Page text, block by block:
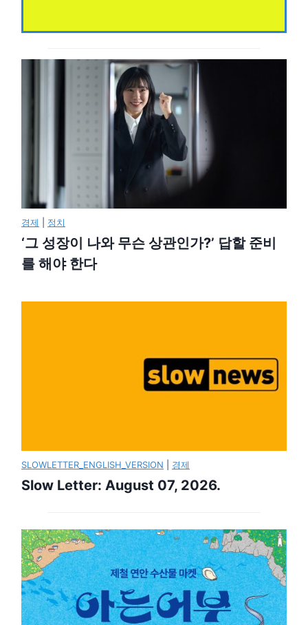
경제 정치
‘그 성장이 나와 무슨 상관인가?’ 답할 준비
를 해야 한다
SLOWLETTER_ENGLISH_VERSION 경제
Slow Letter: August 07, 2026.